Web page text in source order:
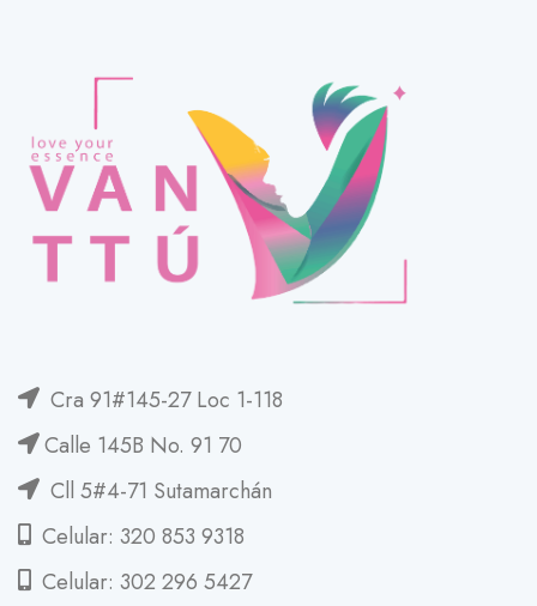
Cra 91#145-27 Loc 1-118
Calle 145B No. 91 70
Cll 5#4-71 Sutamarchán
Celular: 320 853 9318
Celular: 302 296 5427